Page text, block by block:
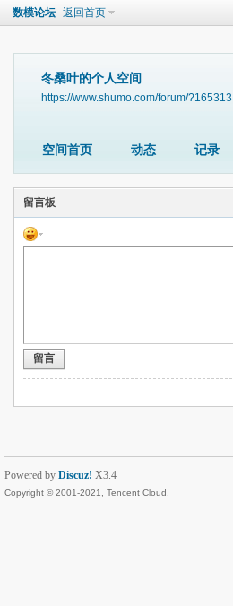
数模论坛 返回首页
冬桑叶的个人空间
https://www.shumo.com/forum/?165313
空间首页 动态 记录
留言板
留言
Powered by Discuz! X3.4
Copyright © 2001-2021, Tencent Cloud.